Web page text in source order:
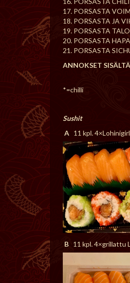
17. PORSASTA
18. PORSASTA JA
19. PORSASTA
20. PORSASTA
21. PORSASTA
ANNOKSET
*=chilli
Sushit
A 11 kpl.
B 11 kpl. 4×grillattu